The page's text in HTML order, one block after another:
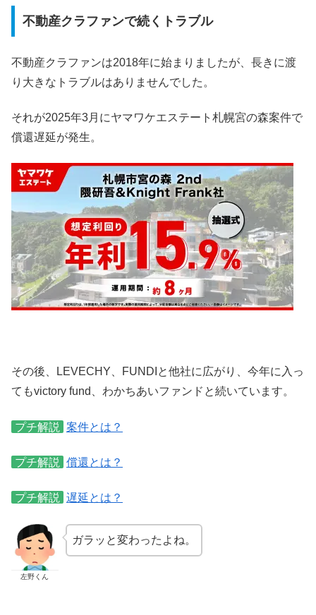
不動産クラファンで続くトラブル
不動産クラファンは2018年に始まりましたが、長きに渡
り大きなトラブルはありませんでした。
それが2025年3月にヤマワケエステート札幌宮の森案件で
償還遅延が発生。
その後、LEVECHY、FUNDIと他社に広がり、今年に入っ
てもvictory fund、わかちあいファンドと続いています。
プチ解説 案件とは？
プチ解説 償還とは？
プチ解説 遅延とは？
左野くん
ガラッと変わったよね。